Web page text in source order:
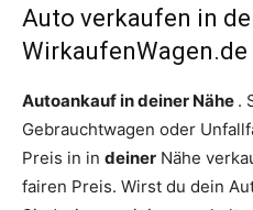
Auto verkaufen in
WirkaufenWagen.de
Autoankauf indeiner Nähe .
Gebrauchtwagen oder
Preis in in deiner Nähe
fairen Preis. Wirst du dein